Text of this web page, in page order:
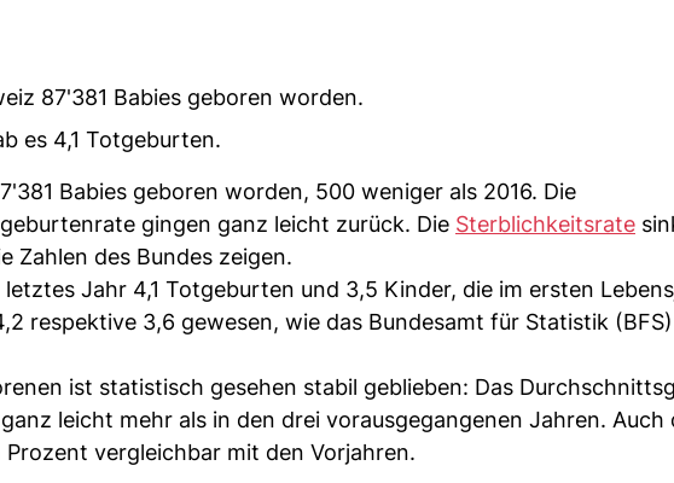
87'381 Babies geboren worden.
es 4,1 Totgeburten.
Babies geboren worden, 500 weniger als 2016. Die
gingen ganz leicht zurück. Die Sterblichkeitsrate
Zahlen des Bundes zeigen.
Jahr 4,1 Totgeburten und 3,5 Kinder, die im ersten
respektive 3,6 gewesen, wie das Bundesamt für Statistik
ist statistisch gesehen stabil geblieben: Das
leicht mehr als in den drei vorausgegangenen Jahren. Auch
vergleichbar mit den Vorjahren.